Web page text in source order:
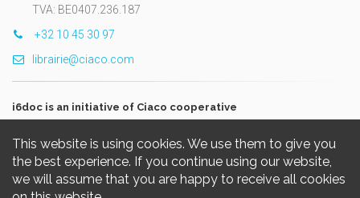
This website is using cookies. We use them to give you
the best experience. If you continue using our website,
we will assume that you are happy to receive all cookies
TVA: BE0407.236.187
+32 10 45 30 97
librairie@ciaco.com
i6doc is an initiative of Ciaco cooperative